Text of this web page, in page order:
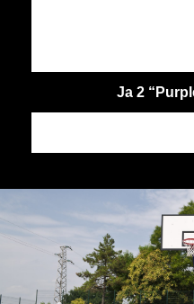
Ja 2 “Purple Sky” EP